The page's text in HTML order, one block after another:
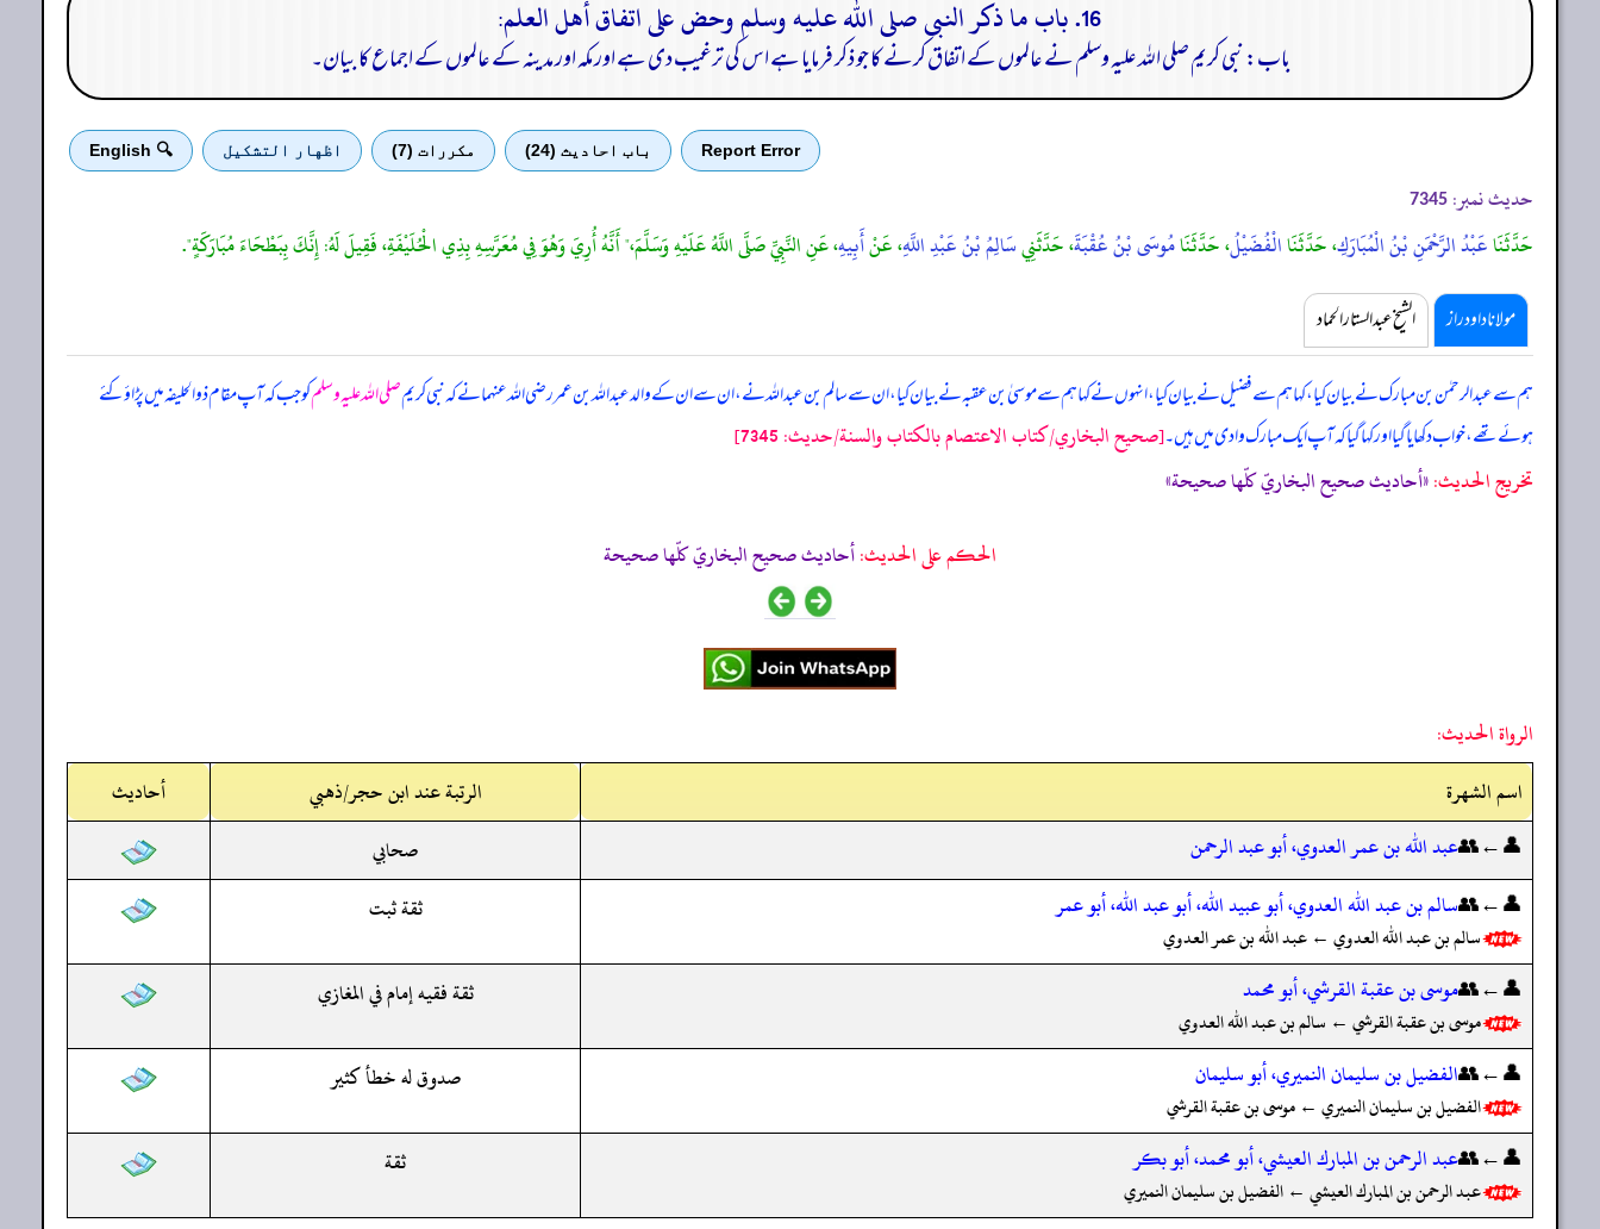
16. باب ما ذكر النبى صلى الله عليه وسلم وحض على اتفاق أهل العلم:
باب: نبی کریم صلی اللہ علیہ وسلم نے عالموں کے اتفاق کرنے کا جو ذکر فرمایا ہے اس کی ترغیب دی ہے اور مکہ اور مدینہ کے عالموں کے اجماع کا بیان۔
Report Error باب احادیث (24) مكررات (7) اظهار التشكيل 🔍 English
حدیث نمبر: 7345
حَدَّثَنَاعَبْدُ الرَّحْمَنِ بْنُ الْمُبَارَكِ، حَدَّثَنَاالْفُضَيْلُ، حَدَّثَنَامُوسَى بْنُ عُقْبَةَ، حَدَّثَنِيسَالِمُ بْنُ عَبْدِ اللَّهِ، عَنْأَبِيهِ، عَنِ النَّبِيِّ صَلَّى اللَّهُ عَلَيْهِ وَسَلَّمَ،" أَنَّهُ أُرِيَ وَهُوَ فِي مُعَرَّسِهِ بِذِي الْحُلَيْفَةِ، فَقِيلَ لَهُ: إِنَّكَ بِبَطْحَاءَ مُبَارَكَةٍ".
مولانا داود راز الشیخ عبدالستار الحماد
ہم سے عبدالرحمٰن بن مبارک نے بیان کیا، کہا ہم سے فضیل نے بیان کیا، انہوں نے کہا ہم سے موسیٰ بن عقبہ نے بیان کیا، ان سے سالم بن عبداللہ نے، ان سے ان کے والد عبداللہ بن عمر رضی اللہ عنہما نے کہنبی کریمصلی اللہ علیہ وسلمکو جب کہ آپ مقام ذوالحلیفہ میں پڑاؤ کئے
ہوئے تھے، خواب دکھایا گیا اور کہا گیا کہ آپ ایک مبارک وادی میں ہیں۔[صحيح البخاري/كتاب الاعتصام بالكتاب والسنة/حدیث: 7345]
تخریج الحدیث:«أحاديث صحيح البخاريّ كلّها صحيحة»
الحكم على الحديث:أحاديث صحيح البخاريّ كلّها صحيحة
الرواة الحديث:
اسم الشهرة
الرتبة عند ابن حجر/ذهبي
أحاديث
👤←👥عبد الله بن عمر العدوي، أبو عبد الرحمن
صحابي
👤←👥سالم بن عبد الله العدوي، أبو عبيد الله، أبو عبد الله، أبو عمر
سالم بن عبد الله العدوي ← عبد الله بن عمر العدوي
ثقة ثبت
👤←👥موسى بن عقبة القرشي، أبو محمد
موسى بن عقبة القرشي ← سالم بن عبد الله العدوي
ثقة فقيه إمام في المغازي
👤←👥الفضيل بن سليمان النميري، أبو سليمان
الفضيل بن سليمان النميري ← موسى بن عقبة القرشي
صدوق له خطأ كثير
👤←👥عبد الرحمن بن المبارك العيشي، أبو محمد، أبو بكر
عبد الرحمن بن المبارك العيشي ← الفضيل بن سليمان النميري
ثقة